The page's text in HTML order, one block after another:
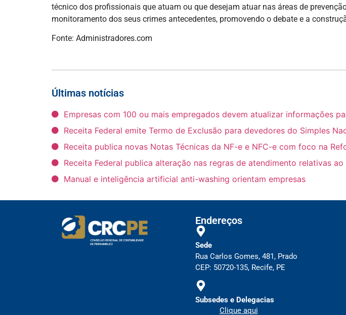
técnico dos profissionais que atuam ou que desejam atuar nas áreas de
monitoramento dos seus crimes antecedentes, promovendo o debate e a
Fonte: Administradores.com
Últimas notícias
Empresas com 100 ou mais empregados devem atualizar informações
Receita Federal emite Termo de Exclusão para devedores do Simples
Receita publica novas Notas Técnicas da NF-e e NFC-e com foco na
Receita Federal publica alteração nas regras de atendimento relativas
Manual e inteligência artificial anti-washing orientam empresas
Endereços
Sede
Rua Carlos Gomes, 481, Prado
CEP: 50720-135, Recife, PE
Subsedes e Delegacias
Clique aqui